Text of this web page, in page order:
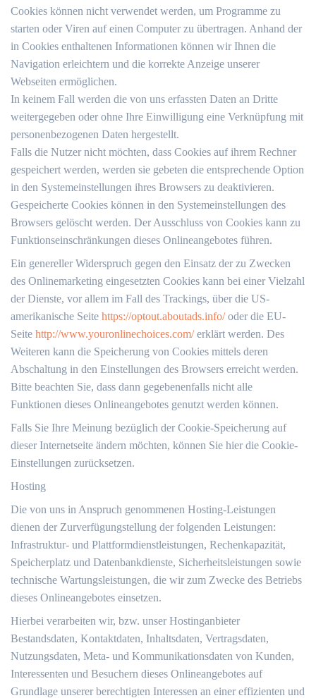
Cookies können nicht verwendet werden, um Programme zu
starten oder Viren auf einen Computer zu übertragen. Anhand der
in Cookies enthaltenen Informationen können wir Ihnen die
Navigation erleichtern und die korrekte Anzeige unserer
Webseiten ermöglichen.
In keinem Fall werden die von uns erfassten Daten an Dritte
weitergegeben oder ohne Ihre Einwilligung eine Verknüpfung mit
personenbezogenen Daten hergestellt.
Falls die Nutzer nicht möchten, dass Cookies auf ihrem Rechner
gespeichert werden, werden sie gebeten die entsprechende Option
in den Systemeinstellungen ihres Browsers zu deaktivieren.
Gespeicherte Cookies können in den Systemeinstellungen des
Browsers gelöscht werden. Der Ausschluss von Cookies kann zu
Funktionseinschränkungen dieses Onlineangebotes führen.
Ein genereller Widerspruch gegen den Einsatz der zu Zwecken
des Onlinemarketing eingesetzten Cookies kann bei einer Vielzahl
der Dienste, vor allem im Fall des Trackings, über die US-
amerikanische Seite https://optout.aboutads.info/oder die EU-
Seite http://www.youronlinechoices.com/erklärt werden. Des
Weiteren kann die Speicherung von Cookies mittels deren
Abschaltung in den Einstellungen des Browsers erreicht werden.
Bitte beachten Sie, dass dann gegebenenfalls nicht alle
Funktionen dieses Onlineangebotes genutzt werden können.
Falls Sie Ihre Meinung bezüglich der Cookie-Speicherung auf
dieser Internetseite ändern möchten, können Sie hier die Cookie-
Einstellungen zurücksetzen.
Hosting
Die von uns in Anspruch genommenen Hosting-Leistungen
dienen der Zurverfügungstellung der folgenden Leistungen:
Infrastruktur- und Plattformdienstleistungen, Rechenkapazität,
Speicherplatz und Datenbankdienste, Sicherheitsleistungen sowie
technische Wartungsleistungen, die wir zum Zwecke des Betriebs
dieses Onlineangebotes einsetzen.
Hierbei verarbeiten wir, bzw. unser Hostinganbieter
Bestandsdaten, Kontaktdaten, Inhaltsdaten, Vertragsdaten,
Nutzungsdaten, Meta- und Kommunikationsdaten von Kunden,
Interessenten und Besuchern dieses Onlineangebotes auf
Grundlage unserer berechtigten Interessen an einer effizienten und